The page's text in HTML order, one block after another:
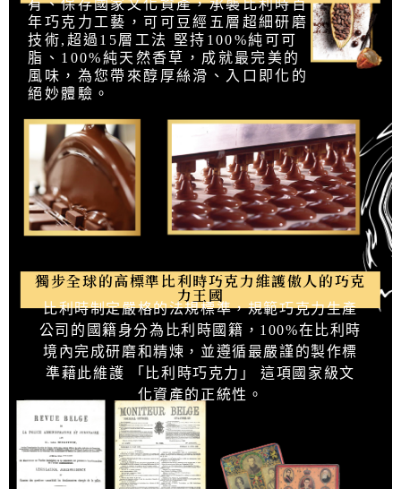
有、保存國家文化資產，承襲比利時百
年巧克力工藝，可可豆經五層超細研磨
技術,超過15層工法 堅持100%純可可
脂、100%純天然香草，成就最完美的
風味，為您帶來醇厚絲滑、入口即化的
絕妙體驗。
獨步全球的高標準比利時巧克力維護傲人的巧克
力王國
比利時制定嚴格的法規標準，規範巧克力生產
公司的國籍身分為比利時國籍，100%在比利時
境內完成研磨和精煉，並遵循最嚴謹的製作標
準藉此維護 「比利時巧克力」 這項國家級文
化資產的正統性。